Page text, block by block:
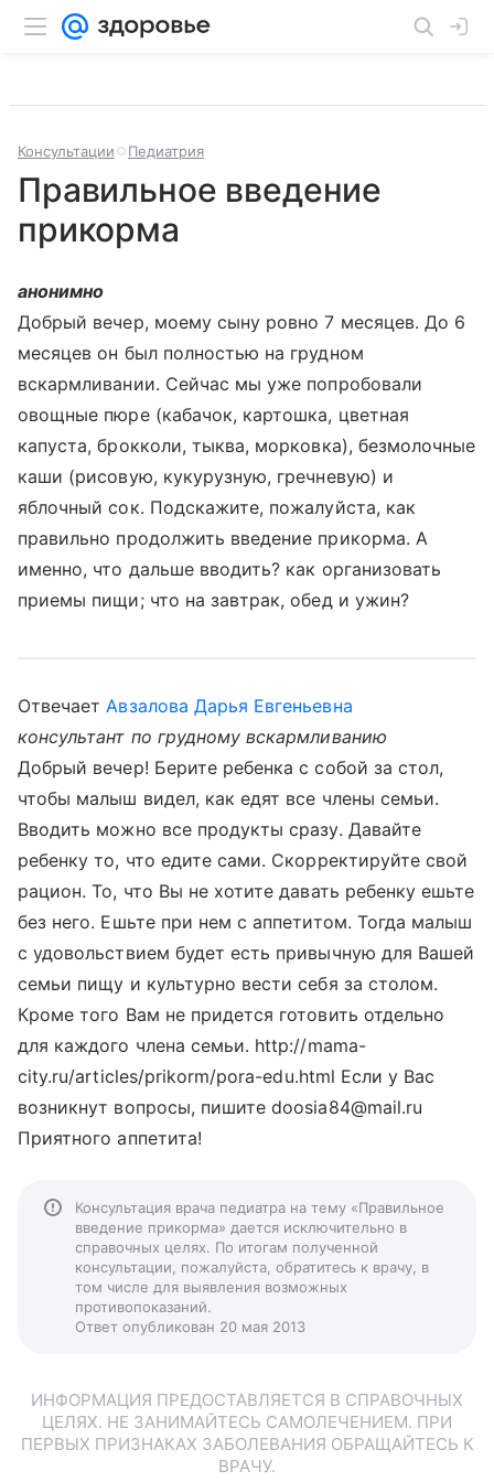
Консультации Педиатрия
Правильное введение
прикорма
анонимно
Добрый вечер, моему сыну ровно 7 месяцев. До 6
месяцев он был полностью на грудном
вскармливании. Сейчас мы уже попробовали
овощные пюре (кабачок, картошка, цветная
капуста, брокколи, тыква, морковка), безмолочные
каши (рисовую, кукурузную, гречневую) и
яблочный сок. Подскажите, пожалуйста, как
правильно продолжить введение прикорма. А
именно, что дальше вводить? как организовать
приемы пищи; что на завтрак, обед и ужин?
ОтвечаетАвзалова Дарья Евгеньевна
консультант по грудному вскармливанию
Добрый вечер! Берите ребенка с собой за стол,
чтобы малыш видел, как едят все члены семьи.
Вводить можно все продукты сразу. Давайте
ребенку то, что едите сами. Скорректируйте свой
рацион. То, что Вы не хотите давать ребенку ешьте
без него. Ешьте при нем с аппетитом. Тогда малыш
с удовольствием будет есть привычную для Вашей
семьи пищу и культурно вести себя за столом.
Кроме того Вам не придется готовить отдельно
для каждого члена семьи. http://mama-
city.ru/articles/prikorm/pora-edu.html Если у Вас
возникнут вопросы, пишите doosia84@mail.ru
Приятного аппетита!
Консультация врача педиатра на тему «Правильное
введение прикорма» дается исключительно в
справочных целях. По итогам полученной
консультации, пожалуйста, обратитесь к врачу, в
том числе для выявления возможных
противопоказаний.
Ответ опубликован 20 мая 2013
ИНФОРМАЦИЯ ПРЕДОСТАВЛЯЕТСЯ В СПРАВОЧНЫХ
ЦЕЛЯХ. НЕ ЗАНИМАЙТЕСЬ САМОЛЕЧЕНИЕМ. ПРИ
ПЕРВЫХ ПРИЗНАКАХ ЗАБОЛЕВАНИЯ ОБРАЩАЙТЕСЬ К
ВРАЧУ.